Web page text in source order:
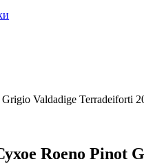
Valdadige Terradeiforti
Roeno Pinot